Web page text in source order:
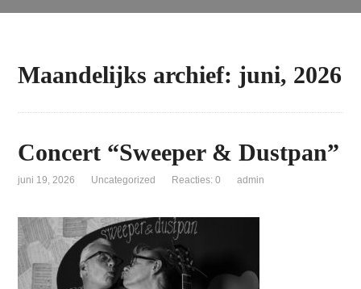
Maandelijks archief: juni, 2026
Concert “Sweeper & Dustpan”
juni 19, 2026 Uncategorized Reacties: 0 admin